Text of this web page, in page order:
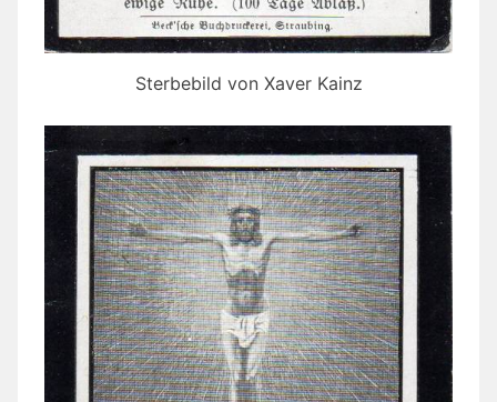
Sterbebild von Xaver Kainz